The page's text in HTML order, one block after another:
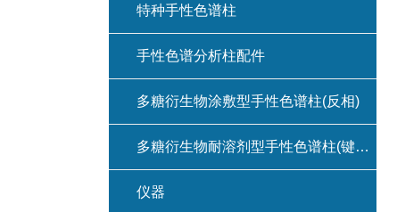
特种手性色谱柱
手性色谱分析柱配件
多糖衍生物涂敷型手性色谱柱(反相)
多糖衍生物耐溶剂型手性色谱柱(键合型手性色谱柱)
仪器